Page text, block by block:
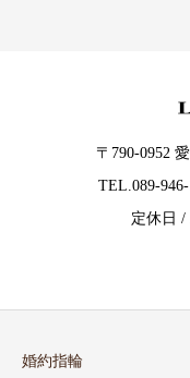
〒790-0952
TEL.089-
定休日 /
婚約指輪